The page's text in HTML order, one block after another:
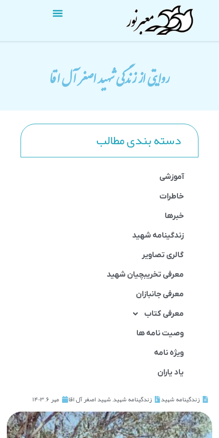
روايتي از زندگي شهيد اصغر آل اقا
دسته بندی مطالب
آموزشی
خاطرات
خبرها
زندگینامه شهید
گالری تصاویر
معرفی تخریبچیان شهید
معرفی جانبازان
معرفی کتاب
وصیت نامه ها
ویژه نامه
یاد یاران
زندگینامه شهید زندگینامه شهید,شهيد اصغر آل اقا مهر ۶, ۱۴۰۳